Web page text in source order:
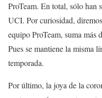
ProTeam. En total, sólo han
UCI. Por curiosidad,
equipo ProTeam, suma
Pues se mantiene la misma
temporada.
Por último, la joya de la